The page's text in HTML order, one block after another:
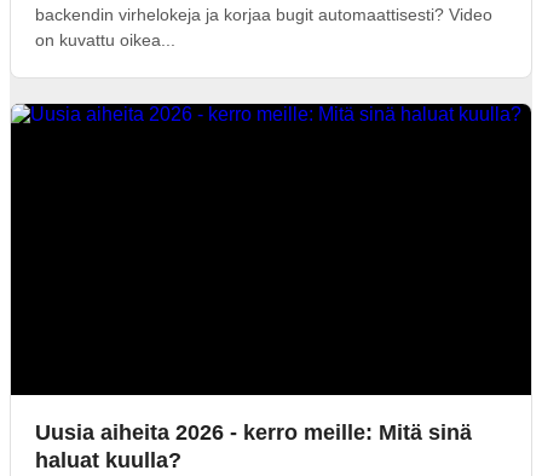
backendin virhelokeja ja korjaa bugit automaattisesti? Video
on kuvattu oikea...
Uusia aiheita 2026 - kerro meille: Mitä sinä
haluat kuulla?